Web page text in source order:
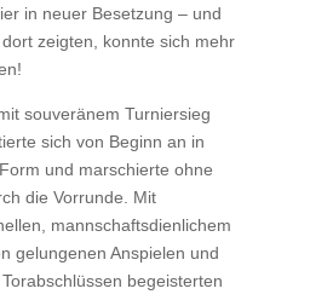
in neuer Besetzung – und
zeigten, konnte sich mehr
souveränem Turniersieg
sich von Beginn an in
und marschierte ohne
die Vorrunde. Mit
mannschaftsdienlichem
gelungenen Anspielen und
begeisterten